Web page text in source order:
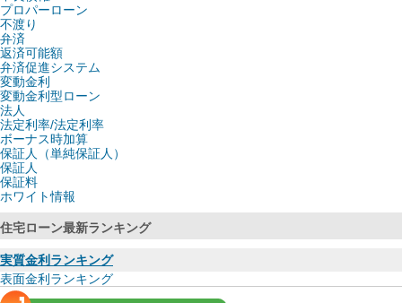
プロパーローン
不渡り
弁済
返済可能額
弁済促進システム
変動金利
変動金利型ローン
法人
法定利率/法定利率
ボーナス時加算
保証人（単純保証人）
保証人
保証料
ホワイト情報
住宅ローン最新ランキング
実質金利ランキング
表面金利ランキング